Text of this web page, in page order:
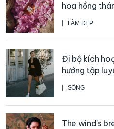
LÀM ĐẸP
hoa hồng
phẩm và
SỐNG
Đi bộ kích
hướng tập
thể bắt đầu
The wind’s